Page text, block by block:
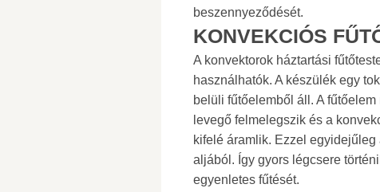
beszennyeződését.
KONVEKCIÓS
A konvektorok háztartási
használhatók. A készülék egy
belüli fűtőelemből áll. A
levegő felmelegszik és a
kifelé áramlik. Ezzel
aljából. Így gyors légcsere
egyenletes fűtését.